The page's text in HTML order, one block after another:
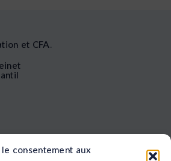
consentement aux
et CFA.